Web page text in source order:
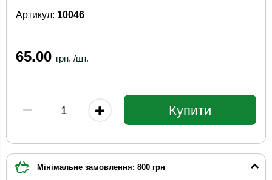
Артикул: 10046
65.00 грн. /шт.
Купити
Мінімальне замовлення: 800 грн